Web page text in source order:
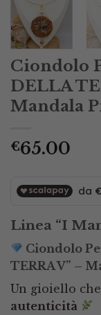
Ciondolo
DELLA
Mandala
€65.00
Linea “I
Ciondolo
TERRA V” –
Un gioiello
autenticità